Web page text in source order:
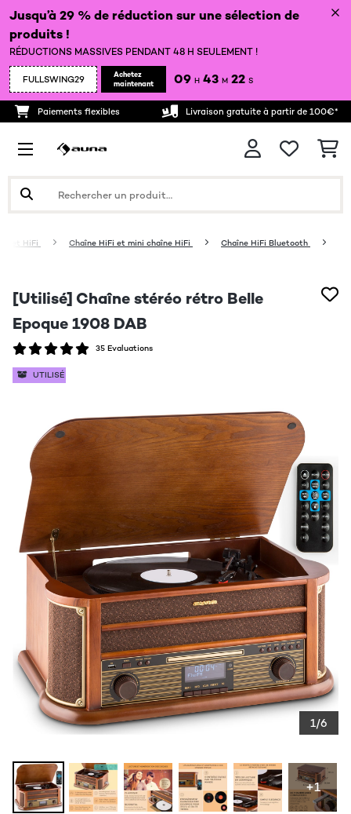
Jusqu’à 29 % de réduction sur une sélection de
produits !
RÉDUCTIONS MASSIVES PENDANT 48 H SEULEMENT !
FULLSWING29
Achetez
maintenant
09 H 43 M 20 S
Paiements flexibles Livraison gratuite à partir de 100€*
et HiFi Chaîne HiFi et mini chaîne HiFi Chaîne HiFi Bluetooth
[Utilisé] Chaîne stéréo rétro Belle
Epoque 1908 DAB
35 Evaluations
UTILISÉ
1/6
+1